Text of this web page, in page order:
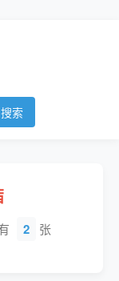
搜索
2 张